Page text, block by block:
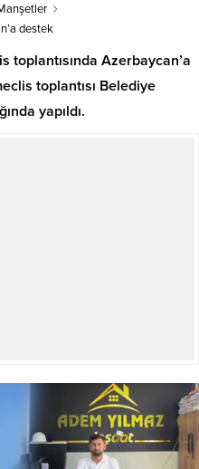
destek
toplantısında Azerbaycan’a
toplantısı Belediye
yapıldı.